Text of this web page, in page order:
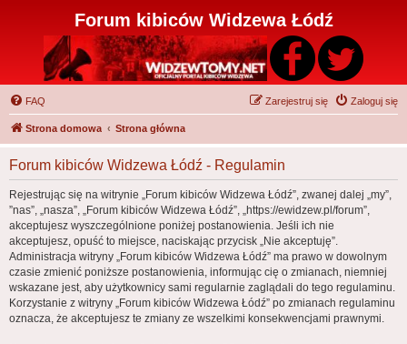
Forum kibiców Widzewa Łódź
FAQ Zaloguj się
Zarejestruj się
Strona domowa Strona główna
Forum kibiców Widzewa Łódź - Regulamin
Rejestrując się na witrynie „Forum kibiców Widzewa Łódź”, zwanej dalej „my”,
”nas”, „nasza”, „Forum kibiców Widzewa Łódź”, „https://ewidzew.pl/forum”,
akceptujesz wyszczególnione poniżej postanowienia. Jeśli ich nie
akceptujesz, opuść to miejsce, naciskając przycisk „Nie akceptuję”.
Administracja witryny „Forum kibiców Widzewa Łódź” ma prawo w dowolnym
czasie zmienić poniższe postanowienia, informując cię o zmianach, niemniej
wskazane jest, aby użytkownicy sami regularnie zaglądali do tego regulaminu.
Korzystanie z witryny „Forum kibiców Widzewa Łódź” po zmianach regulaminu
oznacza, że akceptujesz te zmiany ze wszelkimi konsekwencjami prawnymi.